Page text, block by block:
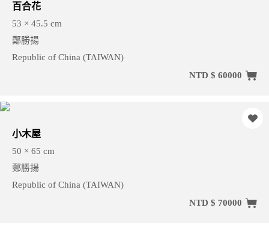
百合花
53 × 45.5 cm
鄭勝揚
Republic of China (TAIWAN)
NTD $ 60000
小木屋
50 × 65 cm
鄭勝揚
Republic of China (TAIWAN)
NTD $ 70000